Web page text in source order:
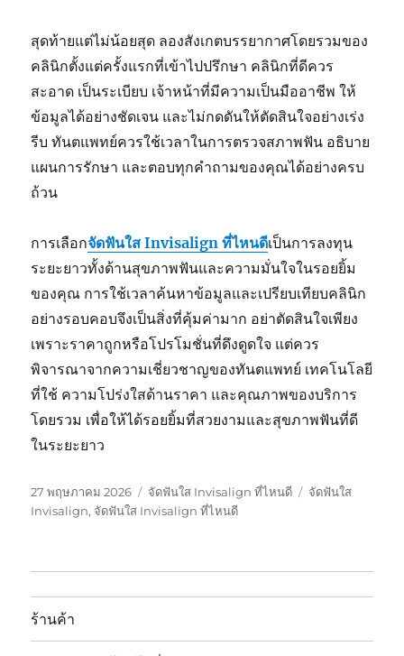
สุดท้ายแต่ไม่น้อยสุด ลองสังเกตบรรยากาศโดยรวมของ
คลินิกตั้งแต่ครั้งแรกที่เข้าไปปรึกษา คลินิกที่ดีควร
สะอาด เป็นระเบียบ เจ้าหน้าที่มีความเป็นมืออาชีพ ให้
ข้อมูลได้อย่างชัดเจน และไม่กดดันให้ตัดสินใจอย่างเร่ง
รีบ ทันตแพทย์ควรใช้เวลาในการตรวจสภาพฟัน อธิบาย
แผนการรักษา และตอบทุกคำถามของคุณได้อย่างครบ
ถ้วน
การเลือกจัดฟันใสInvisalign ที่ไหนดีเป็นการลงทุน
ระยะยาวทั้งด้านสุขภาพฟันและความมั่นใจในรอยยิ้ม
ของคุณ การใช้เวลาค้นหาข้อมูลและเปรียบเทียบคลินิก
อย่างรอบคอบจึงเป็นสิ่งที่คุ้มค่ามาก อย่าตัดสินใจเพียง
เพราะราคาถูกหรือโปรโมชั่นที่ดึงดูดใจ แต่ควร
พิจารณาจากความเชี่ยวชาญของทันตแพทย์ เทคโนโลยี
ที่ใช้ ความโปร่งใสด้านราคา และคุณภาพของบริการ
โดยรวม เพื่อให้ได้รอยยิ้มที่สวยงามและสุขภาพฟันที่ดี
ในระยะยาว
เขียน
เมื่อ
27 พฤษภาคม 2026
หมวด
หมู่
จัดฟันใส Invisalign ที่ไหนดี
ป้าย
จัดฟันใส
Invisalign, จัดฟันใส Invisalign ที่ไหนดี
ร้านค้า